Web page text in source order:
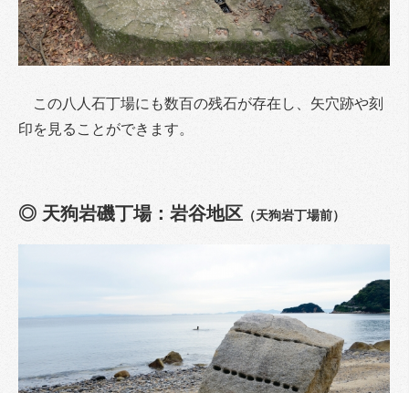
この八人石丁場にも数百の残石が存在し、矢穴跡や刻
印を見ることができます。
◎ 天狗岩磯丁場：岩谷地区 （天狗岩丁場前）